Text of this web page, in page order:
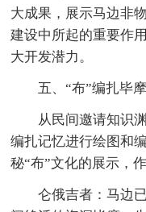
大成果，展示马边非
建设中所起的重要作
大开发潜力。
五、“布”编扎毕摩
从民间邀请知识
编扎记忆进行绘图和
秘“布”文化的展示，
仑俄吉者：马边